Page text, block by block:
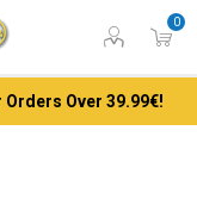
0
Orders Over 39.99€!